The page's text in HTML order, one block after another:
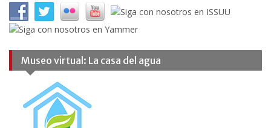
Museo virtual: La casa del agua